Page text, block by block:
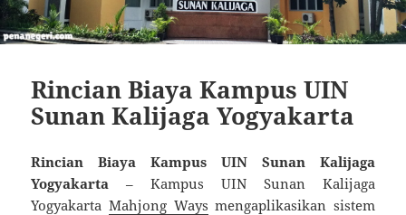
Rincian Biaya Kampus UIN
Sunan Kalijaga Yogyakarta
Rincian Biaya Kampus UIN Sunan Kalijaga
Yogyakarta – Kampus UIN Sunan Kalijaga
Yogyakarta Mahjong Ways mengaplikasikan sistem